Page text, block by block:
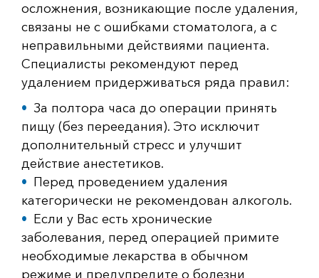
осложнения, возникающие после удаления,
связаны не с ошибками стоматолога, а с
неправильными действиями пациента.
Специалисты рекомендуют перед
удалением придерживаться ряда правил:
За полтора часа до операции принять
пищу (без переедания). Это исключит
дополнительный стресс и улучшит
действие анестетиков.
Перед проведением удаления
категорически не рекомендован алкоголь.
Если у Вас есть хронические
заболевания, перед операцией примите
необходимые лекарства в обычном
режиме и предупредите о болезни